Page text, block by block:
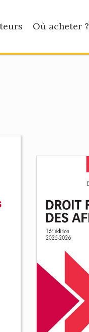
Où acheter ?